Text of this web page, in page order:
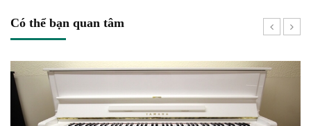
Có thể bạn quan tâm